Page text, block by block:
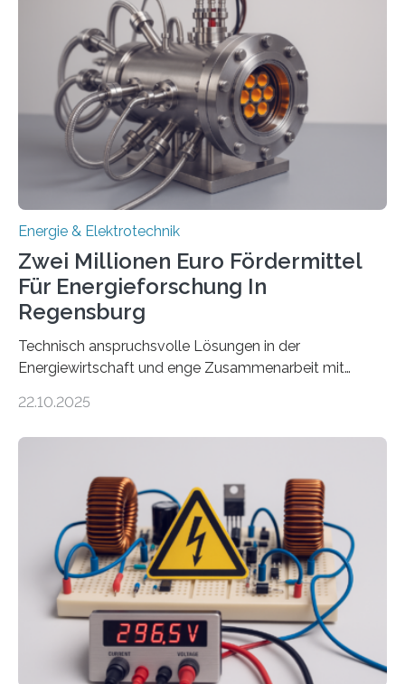
neuen Bericht für die Praxis eingeordnet – inklusive der
Rolle von flexiblen Netzanschlussvereinbarungen. Der
Netzanschluss von Erneuerbare-Energien-Anlagen
(EE-Anlagen) ist entscheidend für die Energiewende.
Denn ohne Anschluss an das Netz kann kein Strom
eingespeist werden. Nach dem Erneuerbare-Energien-
Gesetz (EEG) sind Netzbetreiber…
Energie & Elektrotechnik
Zwei Millionen Euro Fördermittel
Für Energieforschung In
Regensburg
Technisch anspruchsvolle Lösungen in der
Energiewirtschaft und enge Zusammenarbeit mit
neuen EU-geförderten Transfer-Projekte zu
Energietechnologien werden vom Europäischen
Sozialfonds Plus (ESF+) gefördert – mit einer
Gesamtsumme von mehr als zwei Millionen Euro.
Damit zählt die Hochschule zu den großen
Gewinnerinnen der aktuellen Förderrunde des
Bayerischen Wissenschaftsministeriums. Im
Mittelpunkt steht der direkte Wissenstransfer: Neue
wissenschaftliche Erkenntnisse sollen rasch in die
22.10.2025